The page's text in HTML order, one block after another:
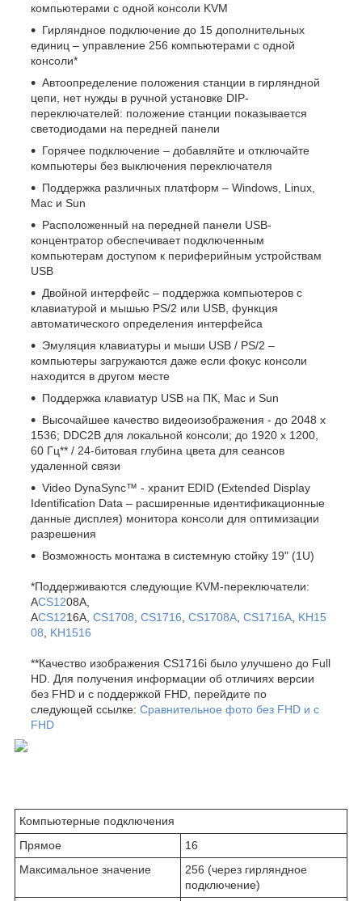
компьютерами с одной консоли KVM
Гирляндное подключение до 15 дополнительных
единиц – управление 256 компьютерами с одной
консоли*
Автоопределение положения станции в гирляндной
цепи, нет нужды в ручной установке DIP-
переключателей: положение станции показывается
светодиодами на передней панели
Горячее подключение – добавляйте и отключайте
компьютеры без выключения переключателя
Поддержка различных платформ – Windows, Linux,
Mac и Sun
Расположенный на передней панели USB-
концентратор обеспечивает подключенным
компьютерам доступом к периферийным устройствам
USB
Двойной интерфейс – поддержка компьютеров с
клавиатурой и мышью PS/2 или USB, функция
автоматического определения интерфейса
Эмуляция клавиатуры и мыши USB / PS/2 –
компьютеры загружаются даже если фокус консоли
находится в другом месте
Поддержка клавиатур USB на ПК, Mac и Sun
Высочайшее качество видеоизображения - до 2048 x
1536; DDC2B для локальной консоли; до 1920 x 1200,
60 Гц** / 24-битовая глубина цвета для сеансов
удаленной связи
Video DynaSync™ - хранит EDID (Extended Display
Identification Data – расширенные идентификационные
данные дисплея) монитора консоли для оптимизации
разрешения
Возможность монтажа в системную стойку 19" (1U)
*Поддерживаются следующие KVM-переключатели:
ACS1208A,
ACS1216A, CS1708 CS1716 CS1708A CS1716A KH15
08
KH1516
**Качество изображения CS1716i было улучшено до Full
HD. Для получения информации об отличиях версии
без FHD и с поддержкой FHD, перейдите по
следующей ссылке: Сравнительное фото без FHD и с
FHD
Компьютерные подключения
Прямое
16
Максимальное значение
256 (через гирляндное
подключение)